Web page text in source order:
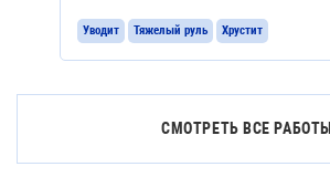
Уводит Тяжелый руль Хрустит
СМОТРЕТЬ ВСЕ РАБОТЫ